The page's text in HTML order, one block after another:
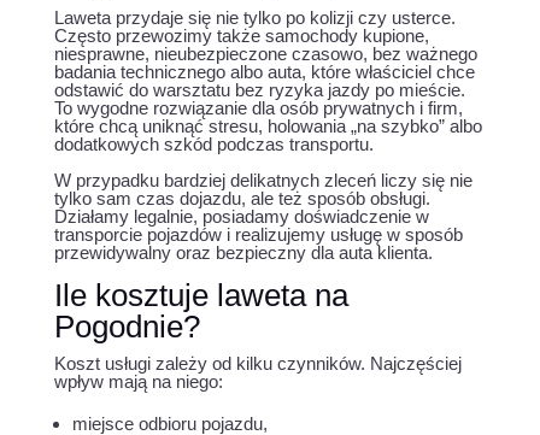
Laweta przydaje się nie tylko po kolizji czy usterce.
Często przewozimy także samochody kupione,
niesprawne, nieubezpieczone czasowo, bez ważnego
badania technicznego albo auta, które właściciel chce
odstawić do warsztatu bez ryzyka jazdy po mieście.
To wygodne rozwiązanie dla osób prywatnych i firm,
które chcą uniknąć stresu, holowania „na szybko” albo
dodatkowych szkód podczas transportu.
W przypadku bardziej delikatnych zleceń liczy się nie
tylko sam czas dojazdu, ale też sposób obsługi.
Działamy legalnie, posiadamy doświadczenie w
transporcie pojazdów i realizujemy usługę w sposób
przewidywalny oraz bezpieczny dla auta klienta.
Ile kosztuje laweta na
Pogodnie?
Koszt usługi zależy od kilku czynników. Najczęściej
wpływ mają na niego:
miejsce odbioru pojazdu,